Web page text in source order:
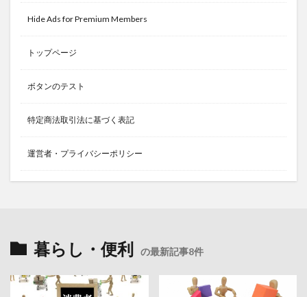
Hide Ads for Premium Members
トップページ
ボタンのテスト
特定商法取引法に基づく表記
運営者・プライバシーポリシー
暮らし・便利 の最新記事8件